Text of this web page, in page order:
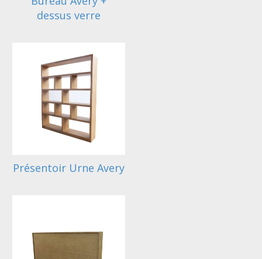
dessus verre
Présentoir Urne Avery